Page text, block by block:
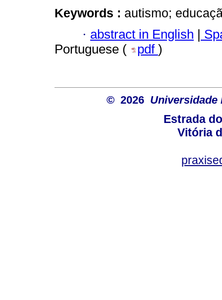
Keywords : autismo;
· abstract in English |
Portuguese (
pdf )
© 2026 Universidade
Estrada
Vitória